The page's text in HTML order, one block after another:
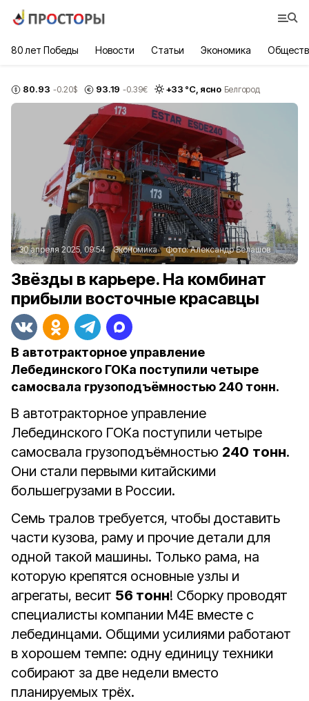
80 лет Победы Новости Статьи Экономика
80.93 -0.20$ 93.19 -0.39€ +33 °С, ясно Белгород
30 апреля 2025, 09:54 Экономика Фото:Александр Белашов
Звёзды в карьере. На комбинат
прибыли восточные красавцы
В автотракторное управление
Лебединского ГОКа поступили четыре
самосвала грузоподъёмностью 240 тонн.
В автотракторное управление
Лебединского ГОКа поступили четыре
самосвала грузоподъёмностью 240 тонн.
Они стали первыми китайскими
большегрузами в России.
Семь тралов требуется, чтобы доставить
части кузова, раму и прочие детали для
одной такой машины. Только рама, на
которую крепятся основные узлы и
агрегаты, весит 56 тонн! Сборку проводят
специалисты компании М4Е вместе с
лебединцами. Общими усилиями работают
в хорошем темпе: одну единицу техники
собирают за две недели вместо
планируемых трёх.